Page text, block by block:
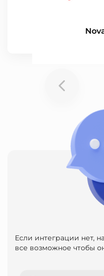
Если интеграции нет,
все возможное чтобы